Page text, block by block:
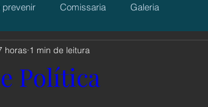
prevenir Comissaria Galeria
Espaço Aberto
Política
horas 1 min de leitura